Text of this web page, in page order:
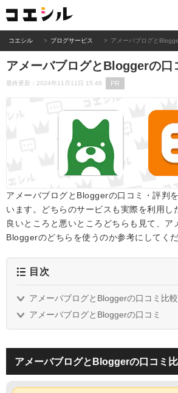
コエシル ブログサービス アメーバブログと
アメーバブログとBloggerの口
最終更新：2024年11月11日 15:48 PR
アメーバブログとBloggerの口コミ・評判
います。どちらのサービスも実際を利用し
良いところと悪いところどちらも見て、ア
Bloggerのどちらを使うのか参考にしてくだ
目次
アメーバブログとBloggerの口コミ比較
アメーバブログとBloggerの口コミ
アメーバブログとBloggerの口コミ